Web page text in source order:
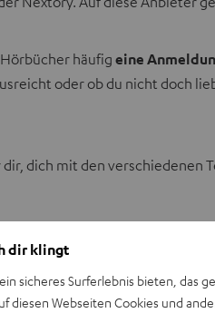
häufig eine
oder ob du nicht doch
dich mit den verschiedenen
dir klingt
sicheres Surferlebnis bieten, das
diesen Webseiten Cookies und